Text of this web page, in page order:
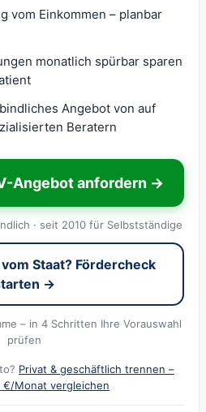
vom Einkommen – planbar
monatlich spürbar sparen
Angebot von auf
Beratern
Angebot anfordern →
· seit 2010 für Selbstständige
Staat? Fördercheck
→
– in 4 Schritten Ihre Vorauswahl
prüfen
Privat & geschäftlich trennen –
€/Monat vergleichen